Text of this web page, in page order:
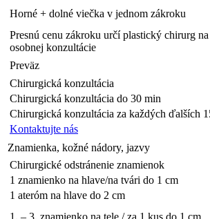
Horné + dolné viečka v jednom zákroku
Presnú cenu zákroku určí plastický chirurg
osobnej konzultácie
Preväz
Chirurgická konzultácia
Chirurgická konzultácia do 30 min
Chirurgická konzultácia za každých ďalších
Kontaktujte nás
Znamienka, kožné nádory, jazvy
Chirurgické odstránenie znamienok
1 znamienko na hlave/na tvári do 1 cm
1 ateróm na hlave do 2 cm
1. – 3. znamienko na tele / za 1 kus do 1 cm